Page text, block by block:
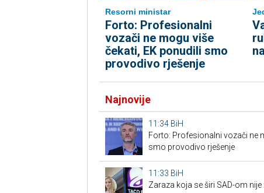
Resorni ministar
Forto: Profesionalni
vozači ne mogu više
čekati, EK ponudili smo
provodivo rješenje
Najnovije
11:34 BiH
Forto: Profesionalni vozači ne
smo provodivo rješenje
11:33 BiH
Zaraza koja se širi SAD-om nije